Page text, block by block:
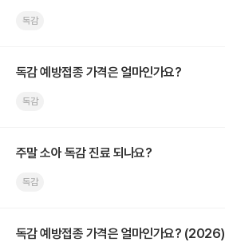
독감
독감 예방접종 가격은 얼마인가요?
독감
주말 소아 독감 진료 되나요?
독감
독감 예방접종 가격은 얼마인가요? (2026)